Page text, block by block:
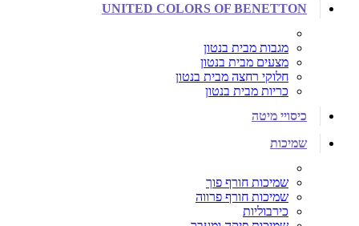
UNITED COLORS OF BENETTON
מגבות מבית בנטון
מצעים מבית בנטון
חלוקי רחצה מבית בנטון
כריות מבית בנטון
כיסויי מיטה
שמיכות
שמיכות חורף פוך
שמיכות חורף פרווה
כירבוליות